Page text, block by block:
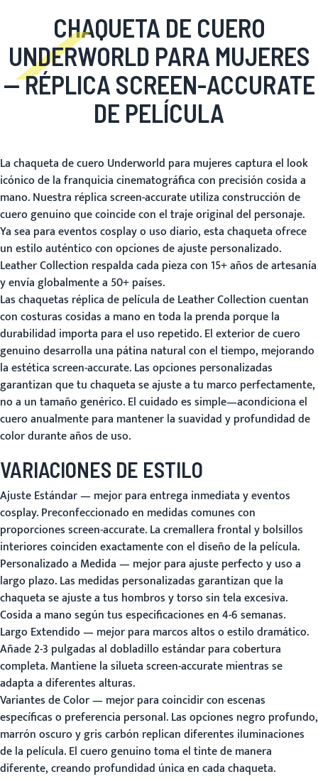
CHAQUETA DE CUERO
UNDERWORLD PARA MUJERES
— RÉPLICA SCREEN-ACCURATE
DE PELÍCULA
La chaqueta de cuero Underworld para mujeres captura el look
icónico de la franquicia cinematográfica con precisión cosida a
mano. Nuestra réplica screen-accurate utiliza construcción de
cuero genuino que coincide con el traje original del personaje.
Ya sea para eventos cosplay o uso diario, esta chaqueta ofrece
un estilo auténtico con opciones de ajuste personalizado.
Leather Collection respalda cada pieza con 15+ años de artesanía
y envía globalmente a 50+ países.
Las chaquetas réplica de película de Leather Collection cuentan
con costuras cosidas a mano en toda la prenda porque la
durabilidad importa para el uso repetido. El exterior de cuero
genuino desarrolla una pátina natural con el tiempo, mejorando
la estética screen-accurate. Las opciones personalizadas
garantizan que tu chaqueta se ajuste a tu marco perfectamente,
no a un tamaño genérico. El cuidado es simple—acondiciona el
cuero anualmente para mantener la suavidad y profundidad de
color durante años de uso.
VARIACIONES DE ESTILO
Ajuste Estándar— mejor para entrega inmediata y eventos
cosplay. Preconfeccionado en medidas comunes con
proporciones screen-accurate. La cremallera frontal y bolsillos
interiores coinciden exactamente con el diseño de la película.
Personalizado a Medida— mejor para ajuste perfecto y uso a
largo plazo. Las medidas personalizadas garantizan que la
chaqueta se ajuste a tus hombros y torso sin tela excesiva.
Cosida a mano según tus especificaciones en 4-6 semanas.
Largo Extendido— mejor para marcos altos o estilo dramático.
Añade 2-3 pulgadas al dobladillo estándar para cobertura
completa. Mantiene la silueta screen-accurate mientras se
adapta a diferentes alturas.
Variantes de Color— mejor para coincidir con escenas
específicas o preferencia personal. Las opciones negro profundo,
marrón oscuro y gris carbón replican diferentes iluminaciones
de la película. El cuero genuino toma el tinte de manera
diferente, creando profundidad única en cada chaqueta.